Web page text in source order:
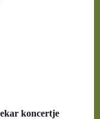
koncertje